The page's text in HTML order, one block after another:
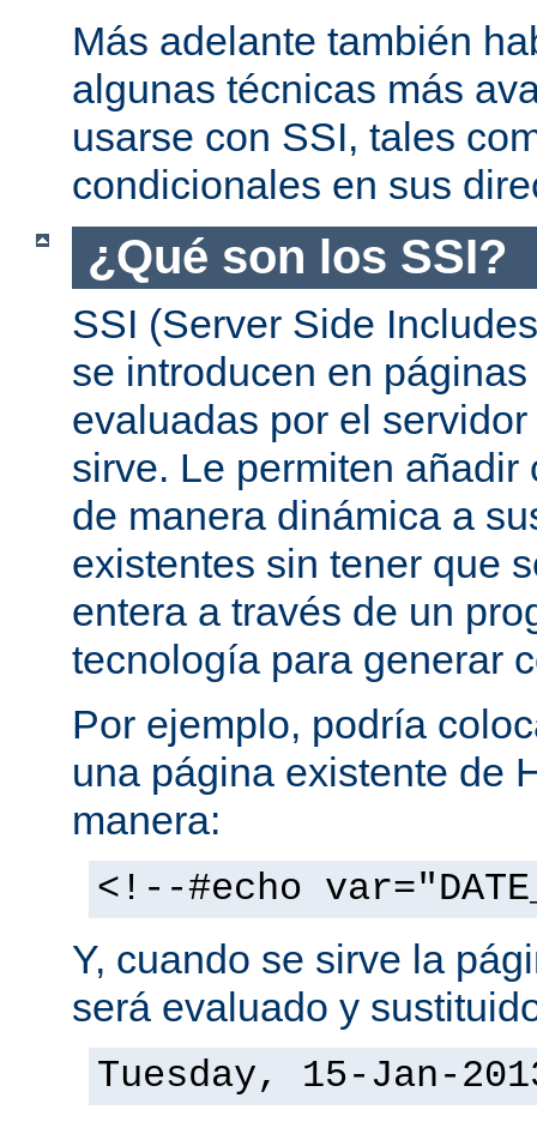
Más adelante también
algunas técnicas más
usarse con SSI, tales
condicionales en sus
¿Qué son los SSI?
SSI (Server Side
se introducen en
evaluadas por el
sirve. Le permiten
de manera dinámica a
existentes sin tener que
entera a través de un
tecnología para generar
Por ejemplo, podría
una página existente de
manera:
<!--#echo
Y, cuando se sirve la
será evaluado y
Tuesday, 15-Jan-